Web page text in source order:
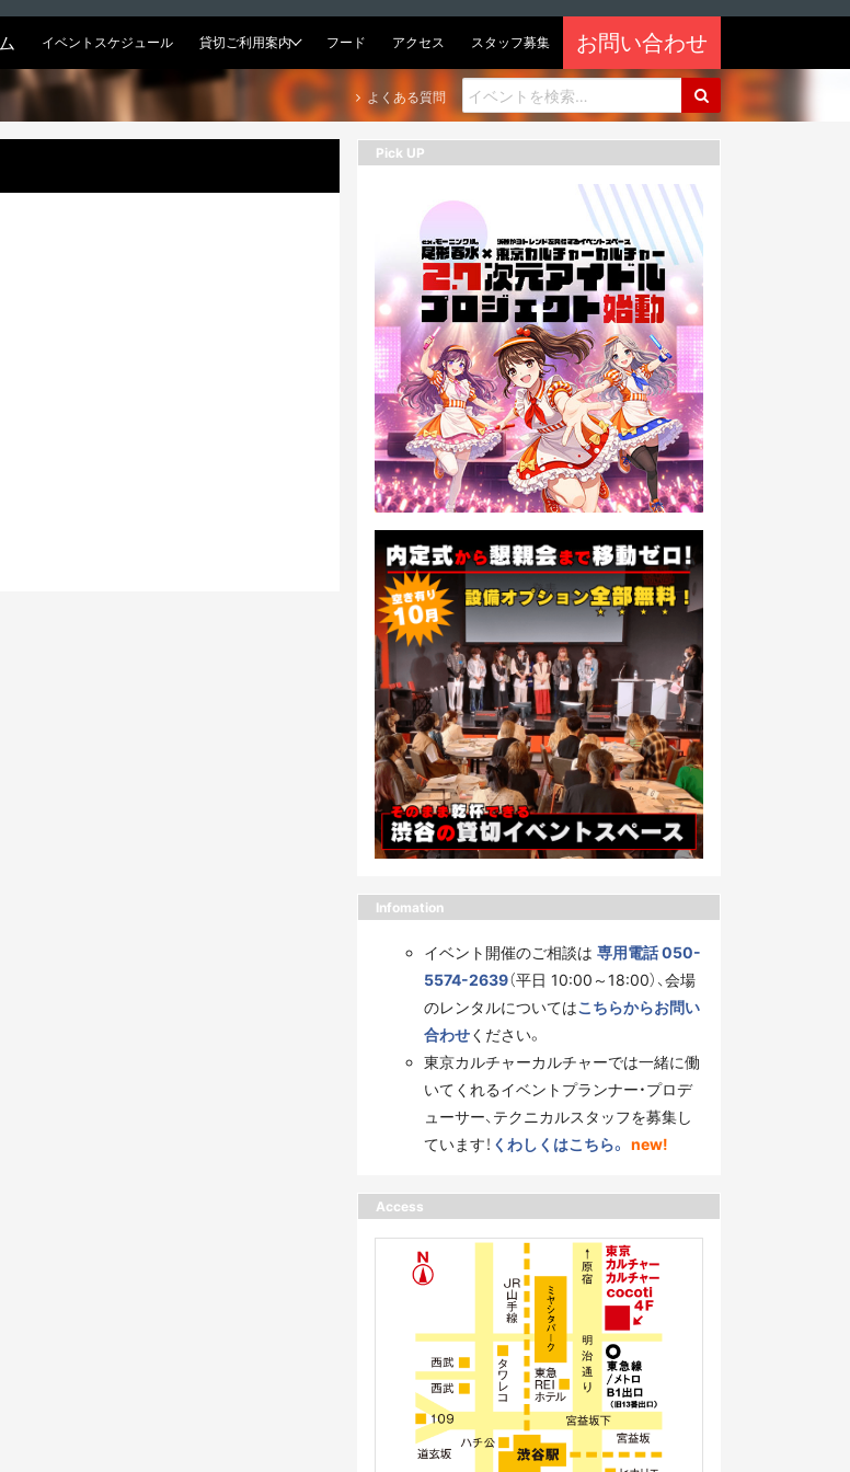
イベントスケジュール 貸切ご利用案内 フード アクセス スタッフ募集 お問い合わせ
よくある質問
Pick UP
Infomation
イベント開催のご相談は 専用電話 050-
5574-2639（平日 10:00～18:00）、会場
のレンタルについてはこちらからお問い
合わせください。
東京カルチャーカルチャーでは一緒に働
いてくれるイベントプランナー・プロデ
ューサー、テクニカルスタッフを募集し
ています！ くわしくはこちら。 new!
Access